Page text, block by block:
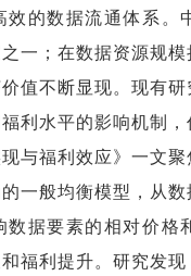
的数据流通体系。
一；在数据资源规
值不断显现。现有
利水平的影响机制
与福利效应》一文
一般均衡模型，从
数据要素的相对价格
福利提升。研究发